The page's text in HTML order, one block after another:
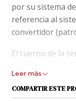
por su sistema
referencia al
convertidor
El cuerpo de la
superficies
interesante
Leer más
COMPARTIR ESTE